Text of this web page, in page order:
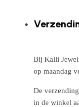
Bij Kalli
op maandag
De
in de winkel